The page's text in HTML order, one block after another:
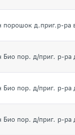
порошок д.приг.р-ра
Био пор. д/приг. р-
Био пор. д/приг. р-
Био пор. д/приг. р-